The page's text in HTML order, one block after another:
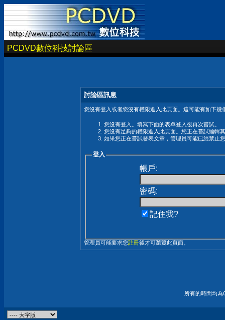
PCDVD數位科技討論區
討論區訊息
您沒有登入或者您沒有權限進入此頁面。這可能有如下幾
您沒有登入。填寫下面的表單登入後再次嘗試。
您沒有足夠的權限進入此頁面。您正在嘗試編輯
如果您正在嘗試發表文章，管理員可能已經禁止
登入
帳戶:
密碼:
記住我?
管理員可能要求您註冊後才可瀏覽此頁面。
所有的時間均為